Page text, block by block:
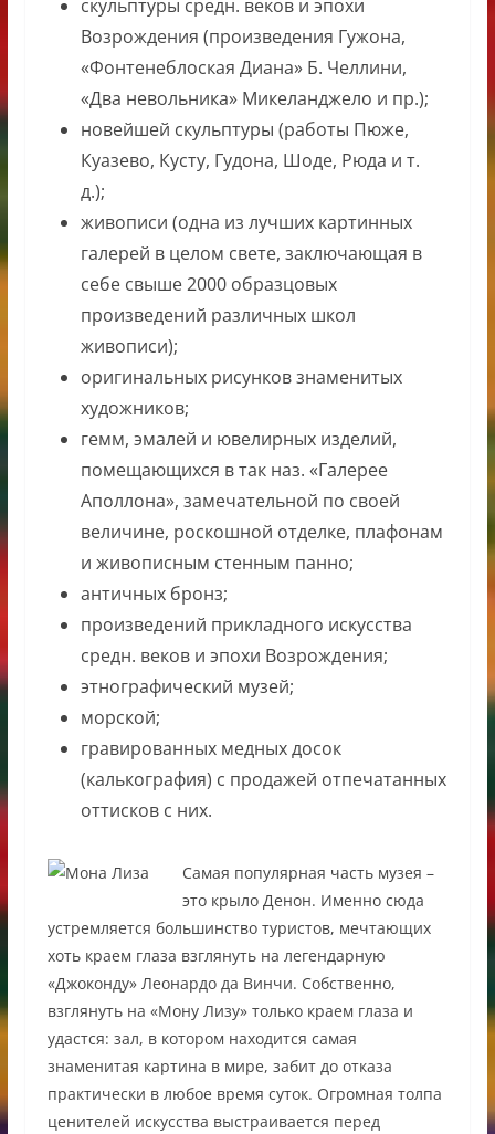
скульптуры средн. веков и эпохи
Возрождения (произведения Гужона,
«Фонтенеблоская Диана» Б. Челлини,
«Два невольника» Микеланджело и пр.);
новейшей скульптуры (работы Пюже,
Куазево, Кусту, Гудона, Шоде, Рюда и т.
д.);
живописи (одна из лучших картинных
галерей в целом свете, заключающая в
себе свыше 2000 образцовых
произведений различных школ
живописи);
оригинальных рисунков знаменитых
художников;
гемм, эмалей и ювелирных изделий,
помещающихся в так наз. «Галерее
Аполлона», замечательной по своей
величине, роскошной отделке, плафонам
и живописным стенным панно;
античных бронз;
произведений прикладного искусства
средн. веков и эпохи Возрождения;
этнографический музей;
морской;
гравированных медных досок
(калькография) с продажей отпечатанных
оттисков с них.
Самая популярная часть музея –
это крыло Денон. Именно сюда
устремляется большинство туристов, мечтающих
хоть краем глаза взглянуть на легендарную
«Джоконду» Леонардо да Винчи. Собственно,
взглянуть на «Мону Лизу» только краем глаза и
удастся: зал, в котором находится самая
знаменитая картина в мире, забит до отказа
практически в любое время суток. Огромная толпа
ценителей искусства выстраивается перед